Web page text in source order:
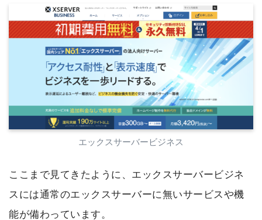
エックスサーバービジネス
ここまで見てきたように、エックスサーバービジネ
スには通常のエックスサーバーに無いサービスや機
能が備わっています。